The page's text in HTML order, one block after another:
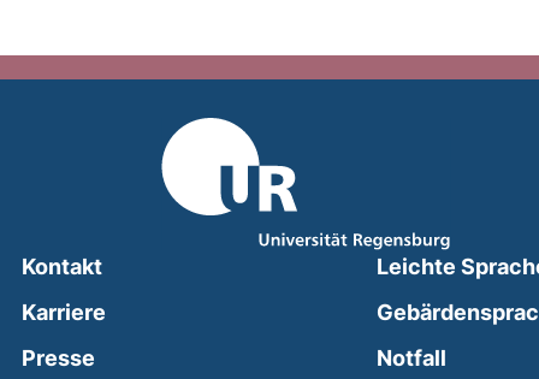
Kontakt
Karriere
Presse
Leichte
Notfall